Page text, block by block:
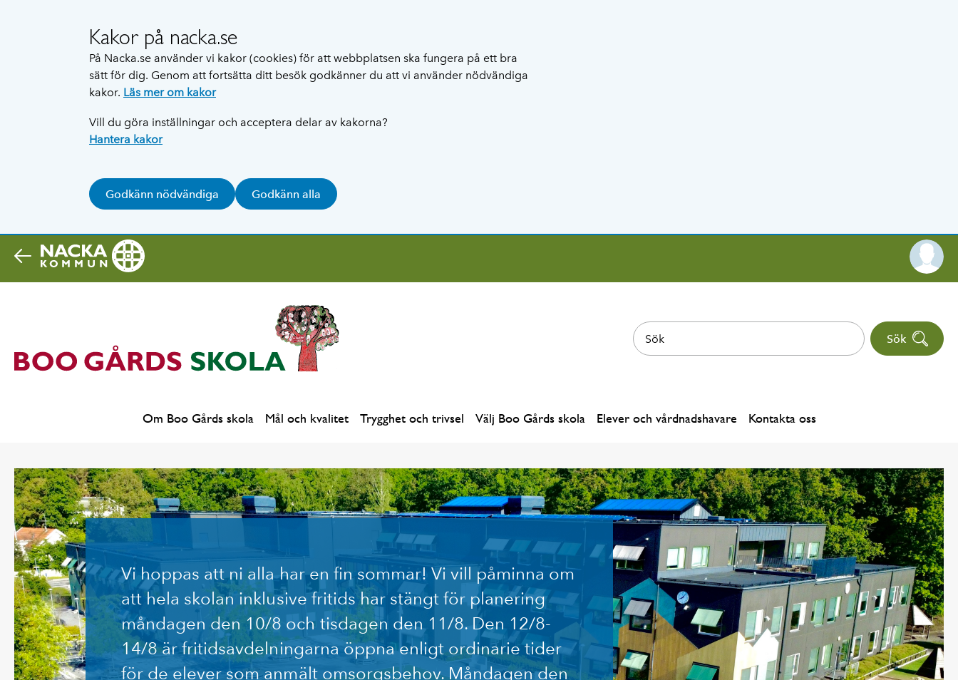
Kakor på nacka.se
På Nacka.se använder vi kakor (cookies) för att webbplatsen ska fungera på ett bra
sätt för dig. Genom att fortsätta ditt besök godkänner du att vi använder nödvändiga
kakor. Läs mer om kakor
Vill du göra inställningar och acceptera delar av kakorna?
Hantera kakor
Godkänn nödvändiga Godkänn alla
Sök
Om Boo Gårds skola Mål och kvalitet Trygghet och trivsel Välj Boo Gårds skola Elever och vårdnadshavare Kontakta oss
Vi hoppas att ni alla har en fin sommar! Vi vill påminna om
att hela skolan inklusive fritids har stängt för planering
måndagen den 10/8 och tisdagen den 11/8. Den 12/8-
14/8 är fritidsavdelningarna öppna enligt ordinarie tider
för de elever som anmält omsorgsbehov. Måndagen den